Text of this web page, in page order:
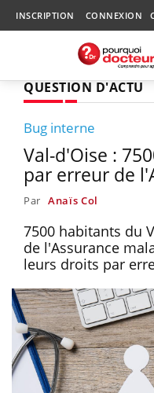
INSCRIPTION CONNEXION
QUESTION D'ACTU
Bug interne
Val-d'Oise :
par erreur de
Par Anaïs Col
7500 habitants du
de l'Assurance
leurs droits par